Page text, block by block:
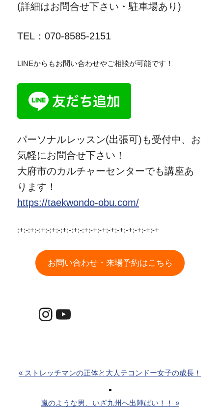
(詳細はお問合せ下さい・駐車場あり)
TEL：070-8585-2151
LINEからもお問い合わせやご相談が可能です！
パーソナルレッスン(出張可)も受付中、お
気軽にお問合せ下さい！
大府市のカルチャーセンターでも講座あ
ります！
https://taekwondo-obu.com/
:+:-:+:-:+:-:+:-:+:-:+:-:+:-+:-+:-+:-+:-+:-+:-+:-+
お問い合わせ・来場予約はこちら
Instagram
YouTube
« ストレッチマンの正体と大人テコンドー女子の成長！
嵐のような男、いざ九州へ出陣ばい！！ »